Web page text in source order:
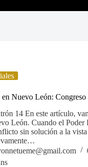
Nuevo León: Congreso
14 En este artículo,
León. Cuando el Poder
sin solución a la